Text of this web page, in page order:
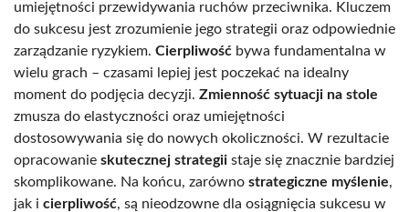
umiejętności przewidywania ruchów przeciwnika. Kluczem
do sukcesu jest zrozumienie jego strategii oraz odpowiednie
zarządzanie ryzykiem. Cierpliwość bywa fundamentalna w
wielu grach – czasami lepiej jest poczekać na idealny
moment do podjęcia decyzji. Zmienność sytuacji na stole
zmusza do elastyczności oraz umiejętności
dostosowywania się do nowych okoliczności. W rezultacie
opracowanie skutecznej strategii staje się znacznie bardziej
skomplikowane. Na końcu, zarówno strategiczne myślenie,
jak i cierpliwość, są nieodzowne dla osiągnięcia sukcesu w